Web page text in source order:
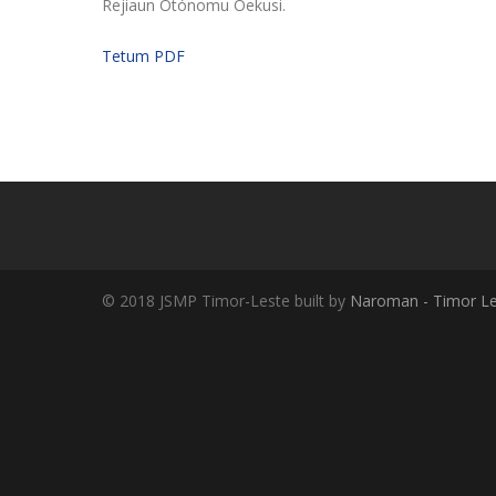
Rejiaun Otónomu Oekusi.
Tetum PDF
© 2018 JSMP Timor-Leste built by Naroman - Timor